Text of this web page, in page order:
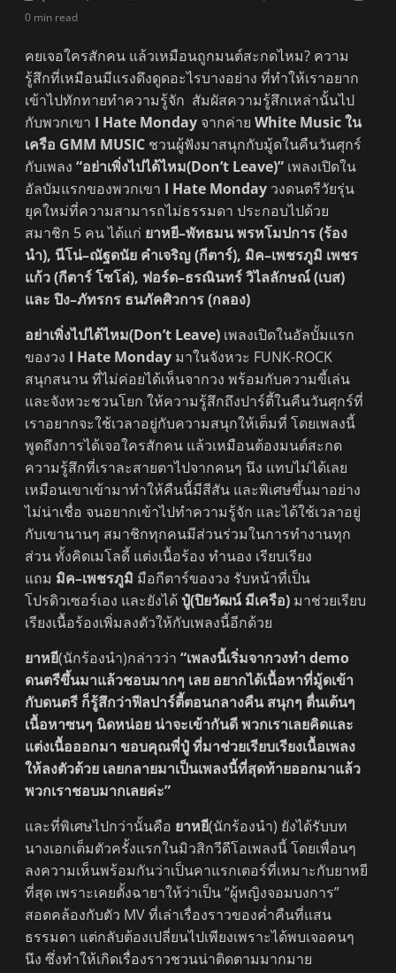
0 min read
คยเจอใครสักคน แล้วเหมือนถูกมนต์สะกดไหม? ความ
รู้สึกที่เหมือนมีแรงดึงดูดอะไรบางอย่าง ที่ทำให้เราอยาก
เข้าไปทักทายทำความรู้จัก สัมผัสความรู้สึกเหล่านั้นไป
กับพวกเขา I Hate Monday จากค่ายWhite Music ใน
เครือ GMM MUSIC ชวนผู้ฟังมาสนุกกับมู้ดในคืนวันศุกร์
กับเพลง“อย่าเพิ่งไปได้ไหม(Don’t Leave)” เพลงเปิดใน
อัลบัมแรกของพวกเขา I Hate Monday วงดนตรีวัยรุ่น
ยุคใหม่ที่ความสามารถไม่ธรรมดา ประกอบไปด้วย
สมาชิก 5 คน ได้แก่ ยาหยี–พัทธมน พรหโมปการ (ร้อง
นำ), นีโน่–ณัฐดนัย คำเจริญ (กีตาร์), มิค–เพชรภูมิ เพชร
แก้ว (กีตาร์ โซโล่), ฟอร์ด–ธรณินทร์ วิไลลักษณ์ (เบส)
และ ปิง–ภัทรกร ธนภัคศิวการ (กลอง)
อย่าเพิ่งไปได้ไหม(Don’t Leave) เพลงเปิดในอัลบั้มแรก
ของวง I Hate Monday มาในจังหวะ FUNK-ROCK
สนุกสนาน ที่ไม่ค่อยได้เห็นจากวง พร้อมกับความขี้เล่น
และจังหวะชวนโยก ให้ความรู้สึกถึงปาร์ตี้ในคืนวันศุกร์ที่
เราอยากจะใช้เวลาอยู่กับความสนุกให้เต็มที่ โดยเพลงนี้
พูดถึงการได้เจอใครสักคน แล้วเหมือนต้องมนต์สะกด
ความรู้สึกที่เราละสายตาไปจากคนๆ นึง แทบไม่ได้เลย
เหมือนเขาเข้ามาทำให้คืนนี้มีสีสัน และพิเศษขึ้นมาอย่าง
ไม่น่าเชื่อ จนอยากเข้าไปทำความรู้จัก และได้ใช้เวลาอยู่
กับเขานานๆ สมาชิกทุกคนมีส่วนร่วมในการทำงานทุก
ส่วน ทั้งคิดเมโลดี้ แต่งเนื้อร้อง ทำนอง เรียบเรียง
แถม มิค–เพชรภูมิ มือกีตาร์ของวง รับหน้าที่เป็น
โปรดิวเซอร์เอง และยังได้ ปู๋(ปิยวัฒน์ มีเครือ) มาช่วยเรียบ
เรียงเนื้อร้องเพิ่มลงตัวให้กับเพลงนี้อีกด้วย
ยาหยี(นักร้องนำ)กล่าวว่า“เพลงนี้เริ่มจากวงทำ demo
ดนตรีขึ้นมาแล้วชอบมากๆ เลย อยากได้เนื้อหาที่มู้ดเข้า
กับดนตรี ก็รู้สึกว่าฟีลปาร์ตี้ตอนกลางคืน สนุกๆ ตื่นเต้นๆ
เนื้อหาซนๆ นิดหน่อย น่าจะเข้ากันดี พวกเราเลยคิดและ
แต่งเนื้อออกมา ขอบคุณพี่ปู๋ ที่มาช่วยเรียบเรียงเนื้อเพลง
ให้ลงตัวด้วย เลยกลายมาเป็นเพลงนี้ที่สุดท้ายออกมาแล้ว
พวกเราชอบมากเลยค่ะ”
และที่พิเศษไปกว่านั้นคือ ยาหยี(นักร้องนำ) ยังได้รับบท
นางเอกเต็มตัวครั้งแรกในมิวสิกวีดีโอเพลงนี้ โดยเพื่อนๆ
ลงความเห็นพร้อมกันว่าเป็นคาแรกเตอร์ที่เหมาะกับยาหยี
ที่สุด เพราะเคยตั้งฉายาให้ว่าเป็น “ผู้หญิงจอมบงการ”
สอดคล้องกับตัว MV ที่เล่าเรื่องราวของค่ำคืนที่แสน
ธรรมดา แต่กลับต้องเปลี่ยนไปเพียงเพราะได้พบเจอคนๆ
นึง ซึ่งทำให้เกิดเรื่องราวชวนน่าติดตามมากมาย